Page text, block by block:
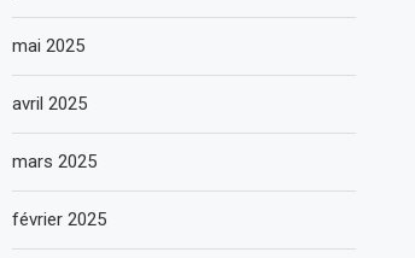
mai 2025
avril 2025
mars 2025
février 2025